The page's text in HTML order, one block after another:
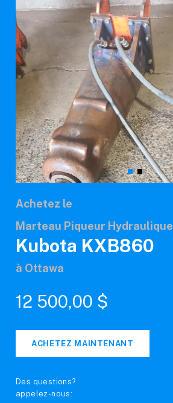
Achetez le
Marteau Piqueur Hydraulique
Kubota KXB860
à Ottawa
12 500,00 $
ACHETEZ MAINTENANT
Des questions?
appelez-nous: